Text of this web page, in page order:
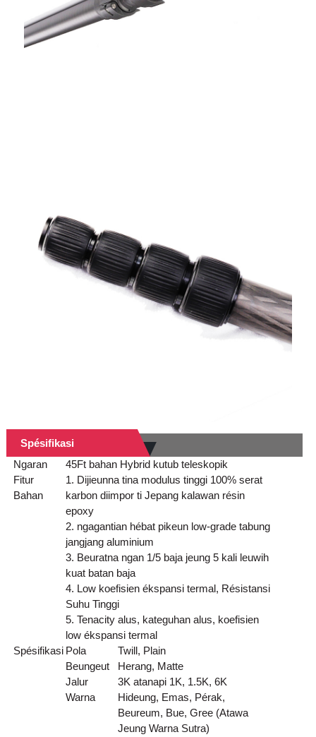
Spésifikasi
Ngaran
45Ft bahan Hybrid kutub teleskopik
Fitur
Bahan
1. Dijieunna tina modulus tinggi 100% serat
karbon diimpor ti Jepang kalawan résin
epoxy
2. ngagantian hébat pikeun low-grade tabung
jangjang aluminium
3. Beuratna ngan 1/5 baja jeung 5 kali leuwih
kuat batan baja
4. Low koefisien ékspansi termal, Résistansi
Suhu Tinggi
5. Tenacity alus, kateguhan alus, koefisien
low ékspansi termal
Spésifikasi Pola
Twill, Plain
Beungeut
Herang, Matte
Jalur
3K atanapi 1K, 1.5K, 6K
Warna
Hideung, Emas, Pérak,
Beureum, Bue, Gree (Atawa
Jeung Warna Sutra)